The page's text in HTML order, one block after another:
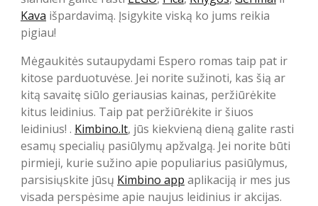
Kava išpardavimą. Įsigykite viską ko jums reikia
pigiau!
Mėgaukitės sutaupydami Espero romas taip pat ir
kitose parduotuvėse. Jei norite sužinoti, kas šią ar
kitą savaitę siūlo geriausias kainas, peržiūrėkite
kitus leidinius. Taip pat peržiūrėkite ir šiuos
leidinius! . Kimbino.lt, jūs kiekvieną dieną galite rasti
esamų specialių pasiūlymų apžvalgą. Jei norite būti
pirmieji, kurie sužino apie populiarius pasiūlymus,
parsisiųskite jūsų Kimbino app aplikaciją ir mes jus
visada perspėsime apie naujus leidinius ir akcijas.